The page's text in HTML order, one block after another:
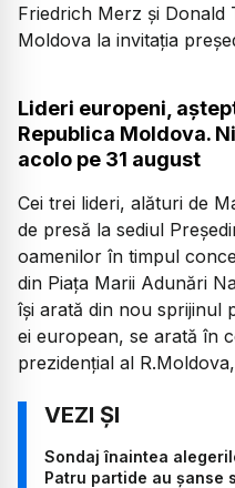
Friedrich Merz și Donald
Moldova la invitația
Lideri europeni,
Republica Moldova.
acolo pe 31 august
Cei trei lideri, alături de
de presă la sediul
oamenilor în timpul
din Piața Marii Adunări
își arată din nou sprijinul
ei european, se arată în
prezidențial al
Sondaj înaintea
Patru partide au șanse